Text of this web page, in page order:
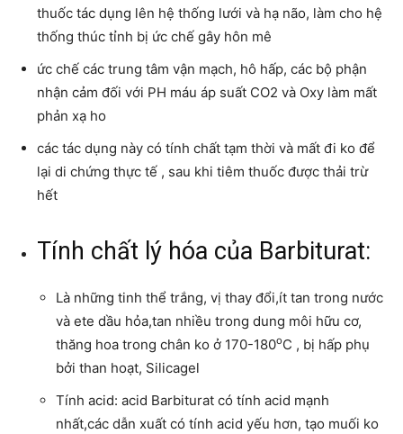
thuốc tác dụng lên hệ thống lưới và hạ não, làm cho hệ
thống thúc tỉnh bị ức chế gây hôn mê
ức chế các trung tâm vận mạch, hô hấp, các bộ phận
nhận cảm đối với PH máu áp suất CO2 và Oxy làm mất
phản xạ ho
các tác dụng này có tính chất tạm thời và mất đi ko để
lại di chứng thực tế , sau khi tiêm thuốc được thải trừ
hết
Tính chất lý hóa của Barbiturat:
Là những tinh thể trắng, vị thay đổi,ít tan trong nước
và ete dầu hỏa,tan nhiều trong dung môi hữu cơ,
thăng hoa trong chân ko ở 170-180oC , bị hấp phụ
bởi than hoạt, Silicagel
Tính acid: acid Barbiturat có tính acid mạnh
nhất,các dẫn xuất có tính acid yếu hơn, tạo muối ko